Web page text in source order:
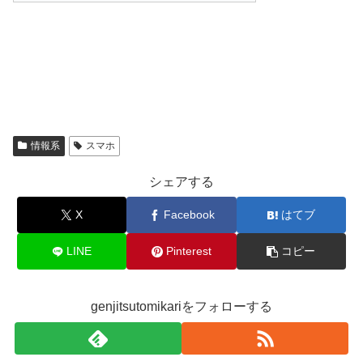
情報系 スマホ
シェアする
X Facebook はてブ
LINE Pinterest コピー
genjitsutomikariをフォローする